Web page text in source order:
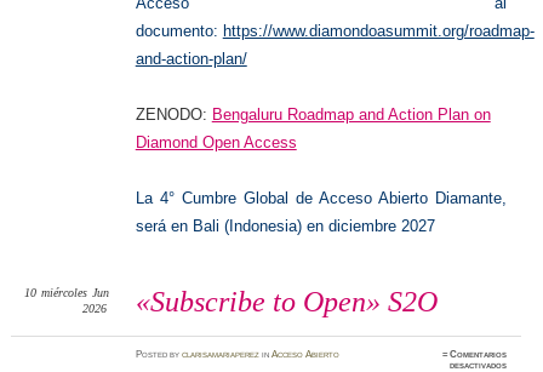
documento: https://www.diamondoasummit.org/roadmap-
and-action-plan/
ZENODO: Bengaluru Roadmap and Action Plan on
Diamond Open Access
La 4° Cumbre Global de Acceso Abierto Diamante,
será en Bali (Indonesia) en diciembre 2027
«Subscribe to Open» S2O
10 miércoles Jun
2026
Postedbyclarisamariaperez inAcceso Abierto ≈Comentarios
desactivadosen